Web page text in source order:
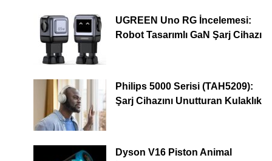
UGREEN Uno RG İncelemesi:
Robot Tasarımlı GaN Şarj Cihazı
Philips 5000 Serisi (TAH5209):
Şarj Cihazını Unutturan Kulaklık
Dyson V16 Piston Animal